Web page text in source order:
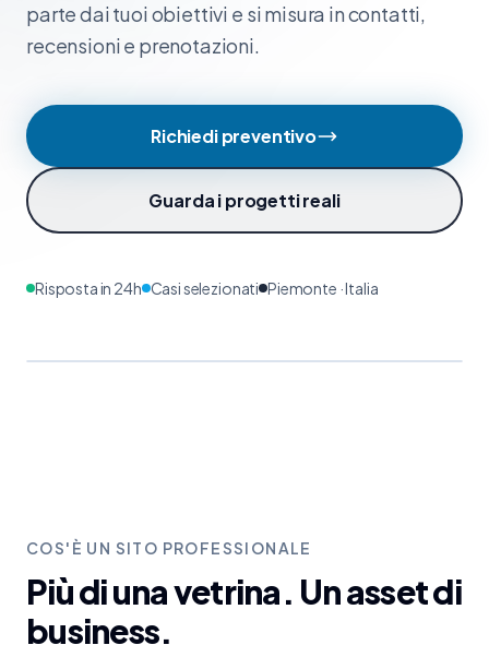
parte dai tuoi obiettivi e si misura in contatti,
recensioni e prenotazioni.
Richiedi preventivo
Guarda i progetti reali
Risposta in 24h Casi selezionati Piemonte · Italia
COS'È UN SITO PROFESSIONALE
Più di una vetrina. Un asset di
business.